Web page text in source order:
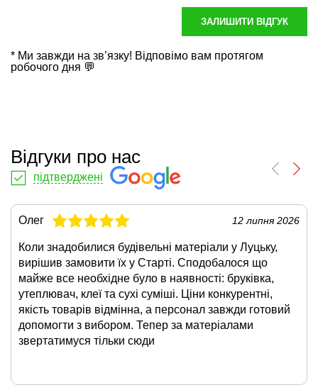
ЗАЛИШИТИ ВІДГУК
* Ми завжди на зв’язку! Відповімо вам протягом
робочого дня 💬
Відгуки про нас
підтверджені
Олег 12 липня 2026
Коли знадобилися будівельні матеріали у Луцьку,
вирішив замовити їх у Старті. Сподобалося що
майже все необхідне було в наявності: бруківка,
утеплювач, клеї та сухі суміші. Ціни конкурентні,
якість товарів відмінна, а персонал завжди готовий
допомогти з вибором. Тепер за матеріалами
звертатимуся тільки сюди